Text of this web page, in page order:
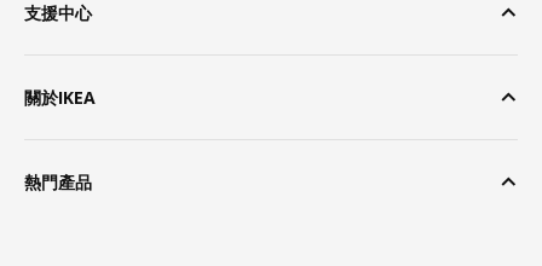
支援中心
關於IKEA
熱門產品